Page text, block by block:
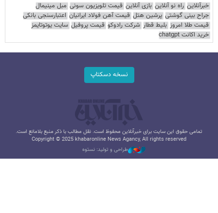
خبرآنلاین راه نو آنلاین بازی آنلاین قیمت تلویزیون سونی مبل مینیمال
جراح بینی گوشتی پرشین هتل قیمت آهن فولاد ایرانیان اعتبارسنجی بانکی
قیمت طلا امروز بلیط قطار شرکت رادوکو قیمت پروفیل سایت یوتوتایمز
خرید اکانت chatgpt
نسخه دسکتاپ
تمامی حقوق این سایت برای خبرآنلاین محفوظ است. نقل مطالب با ذکر منبع بلامانع است.
Copyright © 2025 khabaronline News Agancy, All rights reserved
طراحی و تولید: نستوه